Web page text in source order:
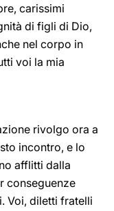
carissimi
di figli di Dio,
nel corpo in
voi la mia
rivolgo ora a
incontro, e lo
afflitti dalla
conseguenze
Voi, diletti fratelli